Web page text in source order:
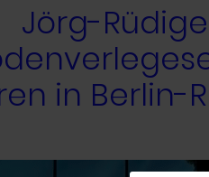
Jörg-
in Berlin-